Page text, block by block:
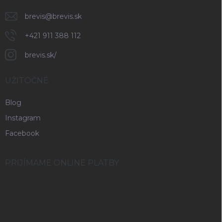
brevis@brevis.sk
+421 911 388 112
brevis.sk/
UŽITOČNÉ
Blog
Instagram
Facebook
PRIJÍMAME ONLINE PLATBY